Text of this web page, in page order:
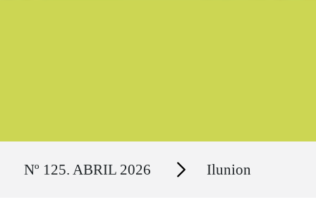
Nº 125. ABRIL 2026 Secciones Ilunion